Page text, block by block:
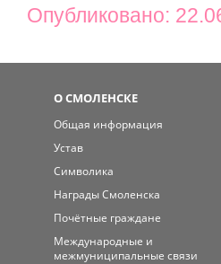
Опубликовано:
О СМОЛЕНСКЕ
Общая информация
Устав
Символика
Награды Смоленска
Почётные граждане
Международные и
межмуниципальные связи